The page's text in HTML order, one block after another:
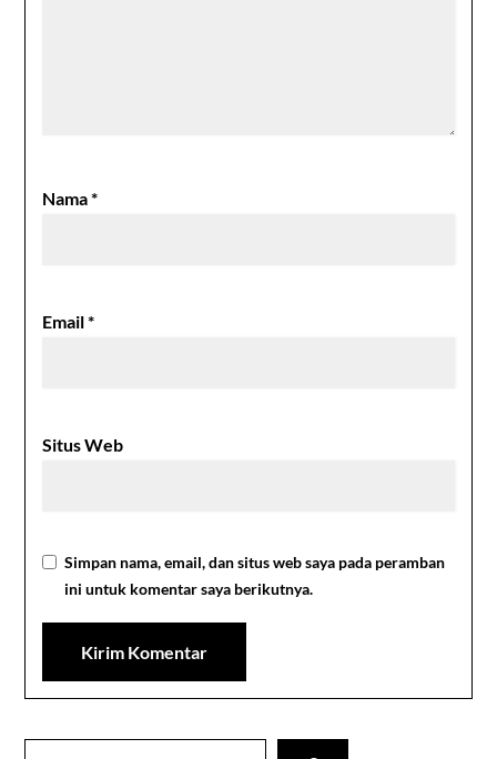
Nama*
Email*
Situs Web
Simpan nama, email, dan situs web saya pada peramban
ini untuk komentar saya berikutnya.